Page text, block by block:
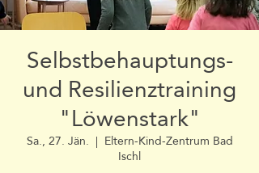
Selbstbehauptungs-
und Resilienztraining
"Löwenstark"
Sa., 27. Jän.
  |
Eltern-Kind-Zentrum Bad
Ischl